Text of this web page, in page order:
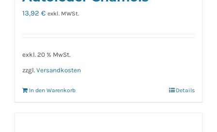
13,92 € exkl. MWSt.
exkl. 20 % MwSt.
zzgl. Versandkosten
In den Warenkorb Details